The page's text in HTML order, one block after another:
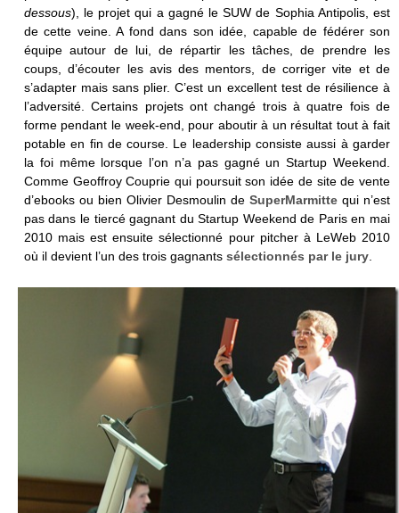
dessous), le projet qui a gagné le SUW de Sophia Antipolis, est
de cette veine. A fond dans son idée, capable de fédérer son
équipe autour de lui, de répartir les tâches, de prendre les
coups, d’écouter les avis des mentors, de corriger vite et de
s’adapter mais sans plier. C’est un excellent test de résilience à
l’adversité. Certains projets ont changé trois à quatre fois de
forme pendant le week-end, pour aboutir à un résultat tout à fait
potable en fin de course. Le leadership consiste aussi à garder
la foi même lorsque l’on n’a pas gagné un Startup Weekend.
Comme Geoffroy Couprie qui poursuit son idée de site de vente
d’ebooks ou bien Olivier Desmoulin de SuperMarmittequi n’est
pas dans le tiercé gagnant du Startup Weekend de Paris en mai
2010 mais est ensuite sélectionné pour pitcher à LeWeb 2010
où il devient l’un des trois gagnants sélectionnés par le jury.